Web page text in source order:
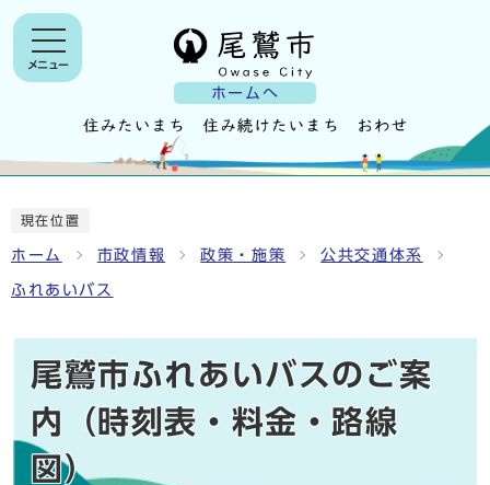
ホームへ
メニュー
現在位置
ホーム 市政情報 政策・施策 公共交通体系
ふれあいバス
尾鷲市ふれあいバスのご案
内（時刻表・料金・路線
図）